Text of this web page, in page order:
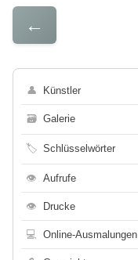
←
👤 Künstler
🗃 Galerie
🏷 Schlüsselwörter
👁 Aufrufe
👁 Drucke
💻 Online-Ausmalungen